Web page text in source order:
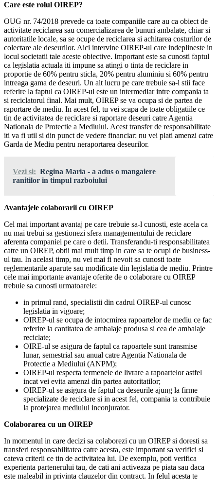
Care este rolul OIREP?
OUG nr. 74/2018 prevede ca toate companiile care au ca obiect de
activitate reciclarea sau comercializarea de bunuri ambalate, chiar si
autoritatile locale, sa se ocupe de reciclarea si achitarea costurilor de
colectare ale deseurilor. Aici intervine OIREP-ul care indeplineste in
locul societatii tale aceste obiective. Important este sa cunosti faptul
ca legislatia actuala iti impune sa atingi o tinta de reciclare in
proportie de 60% pentru sticla, 20% pentru aluminiu si 60% pentru
intreaga gama de deseuri. Un alt lucru pe care trebuie sa-l stii face
referire la faptul ca OIREP-ul este un intermediar intre compania ta
si reciclatorul final. Mai mult, OIREP se va ocupa si de partea de
raportare de mediu. In acest fel, tu vei scapa de toate obligatiile ce
tin de activitatea de reciclare si raportare deseuri catre Agentia
Nationala de Protectie a Mediului. Acest transfer de responsabilitate
iti va fi util si din punct de vedere financiar: nu vei plati amenzi catre
Garda de Mediu pentru neraportarea deseurilor.
Vezi si: Regina Maria - a adus o mangaiere
ranitilor in timpul razboiului
Avantajele colaborarii cu OIREP
Cel mai important avantaj pe care trebuie sa-l cunosti, este acela ca
nu mai trebui sa gestionezi sfera managementului de reciclare
aferenta companiei pe care o detii. Transferandu-ti responsabilitatea
catre un OIREP, obtii mai mult timp in care sa te ocupi de business-
ul tau. In acelasi timp, nu vei mai fi nevoit sa cunosti toate
reglementarile aparute sau modificate din legislatia de mediu. Printre
cele mai importante avantaje oferite de o colaborare cu OIREP
trebuie sa cunosti urmatoarele:
in primul rand, specialistii din cadrul OIREP-ul cunosc
legislatia in vigoare;
OIREP-ul se ocupa de intocmirea rapoartelor de mediu ce fac
referire la cantitatea de ambalaje produsa si cea de ambalaje
reciclate;
OIRE-ul se asigura de faptul ca rapoartele sunt transmise
lunar, semestrial sau anual catre Agentia Nationala de
Protectie a Mediului (ANPM);
OIREP-ul respecta termenele de livrare a rapoartelor astfel
incat vei evita amenzi din partea autoritatilor;
OIREP-ul se asigura de faptul ca deseurile ajung la firme
specializate de reciclare si in acest fel, compania ta contribuie
la protejarea mediului inconjurator.
Colaborarea cu un OIREP
In momentul in care decizi sa colaborezi cu un OIREP si doresti sa
transferi responsabilitatea catre acesta, este important sa verifici si
cateva criterii ce tin de activitatea lui. De exemplu, poti verifica
experienta partenerului tau, de cati ani activeaza pe piata sau daca
este maleabil in privinta clauzelor din contract. In felul acesta te